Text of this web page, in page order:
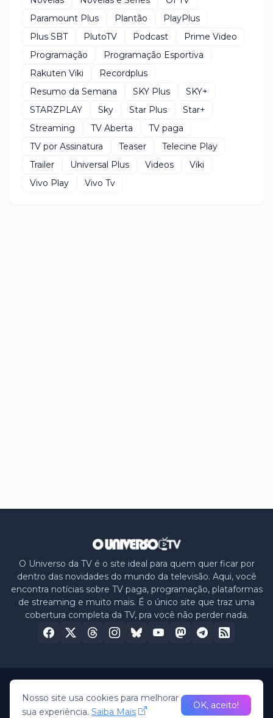
Paramount Plus
Plantão
PlayPlus
Plus SBT
PlutoTV Podcast
Prime Video
Programação
Programação Esportiva
Rakuten Viki
Recordplus
Resumo da Semana
SKY Plus
SKY+
STARZPLAY
Sky Star Plus
Star+
Streaming
TV Aberta
TV paga
TV por Assinatura
Teaser
Telecine Play
Trailer
Universal Plus Videos
Viki
Vivo Play
Vivo Tv
O Universo da TV é o site ideal para quem quer ficar por
dentro das novidades do mundo da televisão. Aqui, você
encontra notícias sobre TV paga, programação, plataformas
de streaming e muito mais. É o único site que traz uma
cobertura completa da TV, pra você não perder nada.
© 2026 -O Universo da TV • All Rights Reserved
HomeSobre nósPolítica de PrivacidadeContato
Nosso site usa cookies para melhorar
sua experiência. Saiba Mais
OK, aceito!